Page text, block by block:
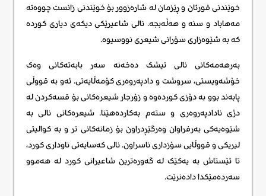
خوێندنی قورئان و ڕێزمان لە شارەزوور بۆ خوێندنی زانست چووەتە
مەهاباد و سنە و هەڵەبجە. نالی شاعیرێکی دیکەی دیاری کوردە
کە بە شێوەزاری سۆرانی شیعری نووسیوە.
بەرهەمەکانی نالی تیشک دەخەنە سەر بابەتەکانی وەک
خۆشەویستی، سروشت و دادپەروەری کۆمەڵایەتی. ئەو بە قووڵی
پابەند بوو بە دۆزی کوردەوە و زۆرجار شیعرەکانی بۆ قسەکردن لە
دژی نادادپەروەری و ستەم بەکاردەهێنا. شیعرەکانی نالی بە
شێوەیەکی بەرفراوان وەرگێڕدراون بۆ زمانەکانی تر و بە کوالیتی
لیریکی و قووڵایی سۆزداری ناسراون. نالی کەسایەتی ناوداری کورد،
تا ئێستاش بە یەکێک لە گەورەترین شاعیرانی کورد لە هەموو
سەردەمێکدا دادەنرێت.